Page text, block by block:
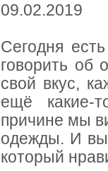
09.02.2019
Сегодня
говорить об
свой вкус,
ещё какие-
причине мы
одежды. И вы
который